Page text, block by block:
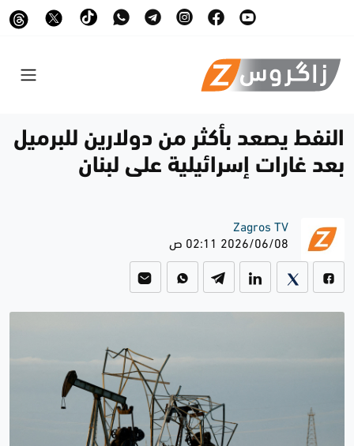
النفط يصعد بأكثر من دولارين للبرميل
بعد غارات إسرائيلية على لبنان
Zagros TV
2026/06/08 02:11 ص